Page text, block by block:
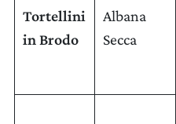
Tortellini
in Brodo
Albana
Secca